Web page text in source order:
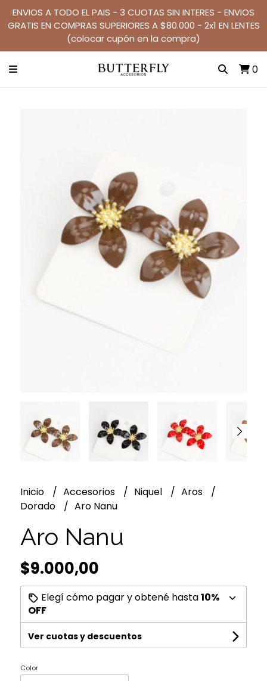
ENVIOS A TODO EL PAIS - 3 CUOTAS SIN INTERES - ENVIOS
GRATIS EN COMPRAS SUPERIORES A $80.000 - 2x1 EN LENTES
(colocar cupón en la compra)
0
Inicio Accesorios Niquel
Aros
Dorado
Aro Nanu
Aro Nanu
$9.000,00
Elegí cómo pagar y obtené hasta10%
OFF
Ver cuotas y descuentos
Color